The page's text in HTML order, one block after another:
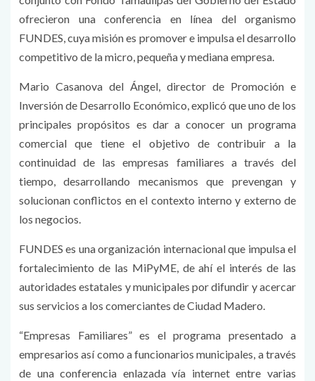
ofrecieron una conferencia en línea del organismo
FUNDES, cuya misión es promover e impulsa el desarrollo
competitivo de la micro, pequeña y mediana empresa.
Mario Casanova del Ángel, director de Promoción e
Inversión de Desarrollo Económico, explicó que uno de los
principales propósitos es dar a conocer un programa
comercial que tiene el objetivo de contribuir a la
continuidad de las empresas familiares a través del
tiempo, desarrollando mecanismos que prevengan y
solucionan conflictos en el contexto interno y externo de
los negocios.
FUNDES es una organización internacional que impulsa el
fortalecimiento de las MiPyME, de ahí el interés de las
autoridades estatales y municipales por difundir y acercar
sus servicios a los comerciantes de Ciudad Madero.
“Empresas Familiares” es el programa presentado a
empresarios así como a funcionarios municipales, a través
de una conferencia enlazada vía internet entre varias